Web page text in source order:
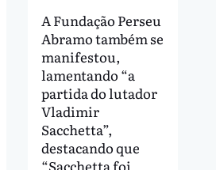
A Fundação Perseu
Abramo também se
manifestou,
lamentando “a
partida do lutador
Vladimir
Sacchetta”,
destacando que
“Sacchetta foi